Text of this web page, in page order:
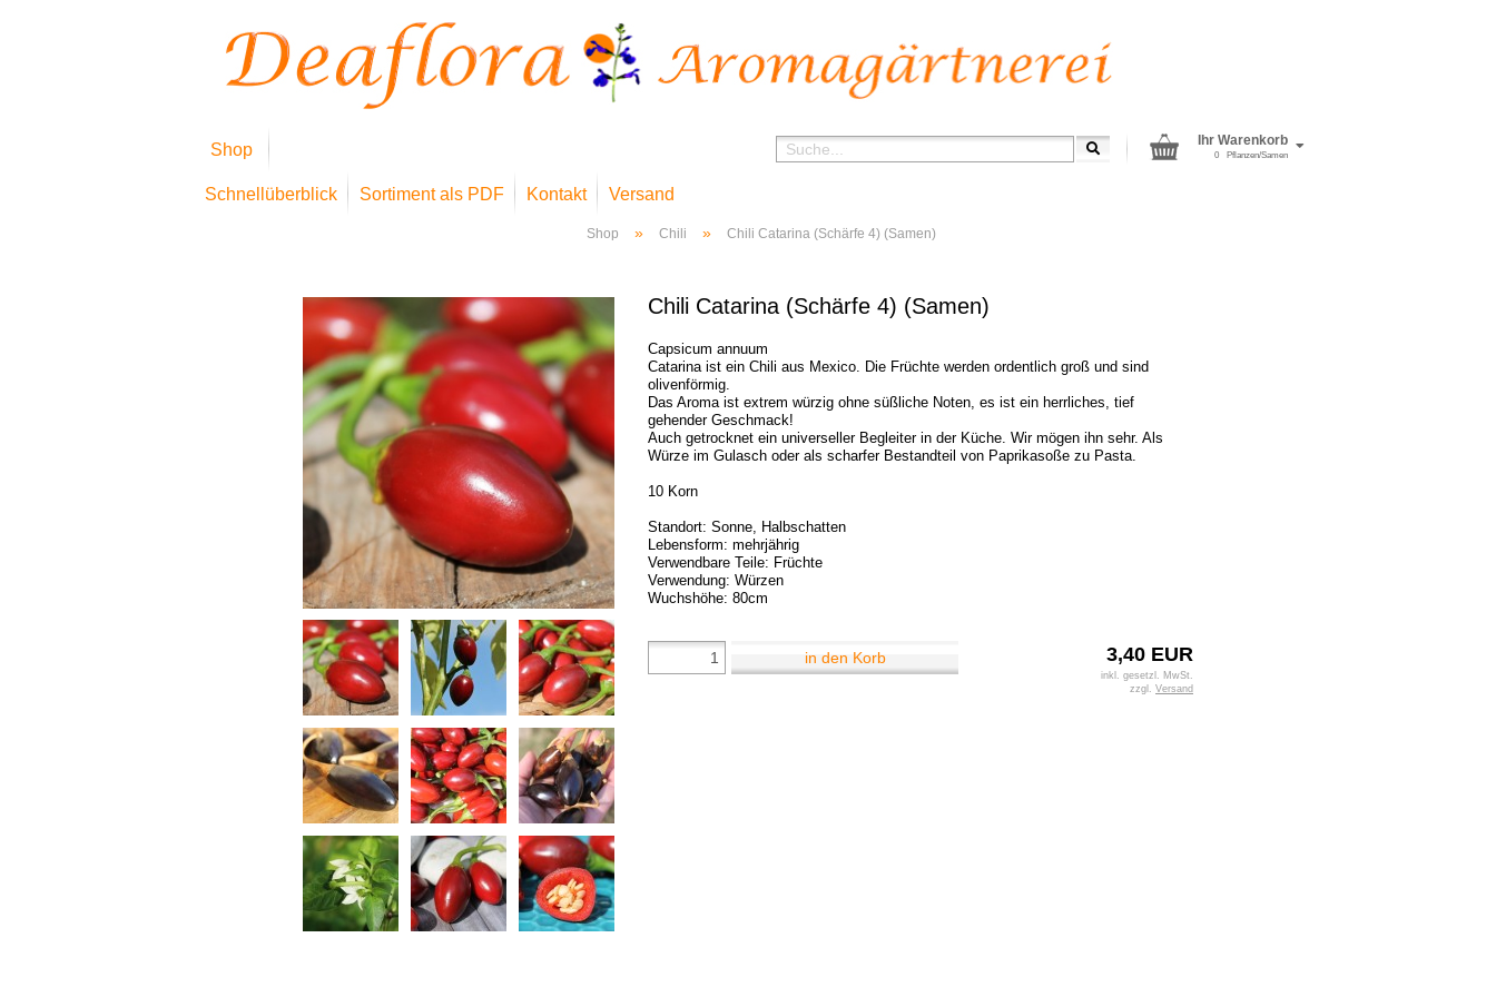
Shop
Schnellüberblick Sortiment als PDF Kontakt Versand
Ihr Warenkorb
Pflanzen/Samen
0
Shop » Chili » Chili Catarina (Schärfe 4) (Samen)
Chili Catarina (Schärfe 4) (Samen)
Capsicum annuum
Catarina ist ein Chili aus Mexico. Die Früchte werden ordentlich groß und sind
olivenförmig.
Das Aroma ist extrem würzig ohne süßliche Noten, es ist ein herrliches, tief
gehender Geschmack!
Auch getrocknet ein universeller Begleiter in der Küche. Wir mögen ihn sehr. Als
Würze im Gulasch oder als scharfer Bestandteil von Paprikasoße zu Pasta.
10 Korn
Standort: Sonne, Halbschatten
Lebensform: mehrjährig
Verwendbare Teile: Früchte
Verwendung: Würzen
Wuchshöhe: 80cm
3,40 EUR
inkl. gesetzl. MwSt.
zzgl. Versand
in den Korb